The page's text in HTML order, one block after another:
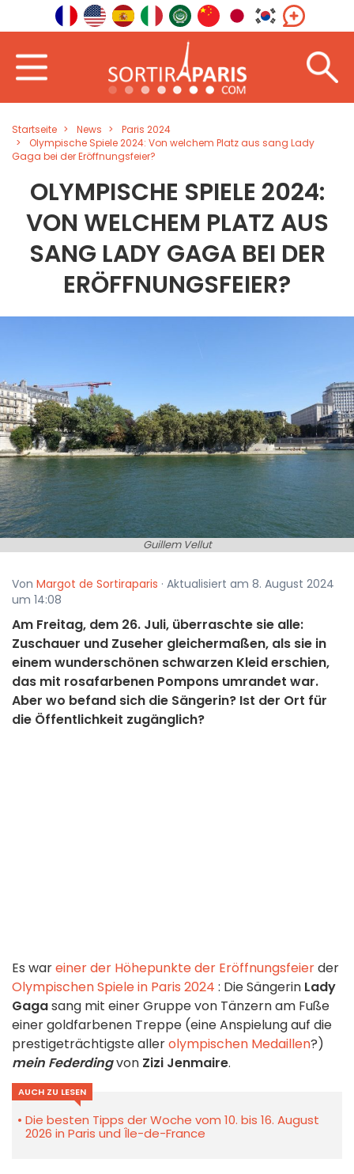
Startseite News
Paris 2024
Olympische Spiele 2024: Von welchem Platz aus sang Lady
Gaga bei der Eröffnungsfeier?
OLYMPISCHE SPIELE 2024:
VON WELCHEM PLATZ AUS
SANG LADY GAGA BEI DER
ERÖFFNUNGSFEIER?
Guillem Vellut
Von Margot de Sortiraparis · Aktualisiert am 8. August 2024
um 14:08
Am Freitag, dem 26. Juli, überraschte sie alle:
Zuschauer und Zuseher gleichermaßen, als sie in
einem wunderschönen schwarzen Kleid erschien,
das mit rosafarbenen Pompons umrandet war.
Aber wo befand sich die Sängerin? Ist der Ort für
die Öffentlichkeit zugänglich?
Es wareiner der Höhepunkte der Eröffnungsfeierder
Olympischen Spiele in Paris 2024 : Die Sängerin Lady
Gagasang mit einer Gruppe von Tänzern am Fuße
einer goldfarbenen Treppe (eine Anspielung auf die
prestigeträchtigste allerolympischen Medaillen?)
mein Federdingvon Zizi Jenmaire.
AUCH ZU LESEN
Die besten Tipps der Woche vom 10. bis 16. August
2026 in Paris und Île-de-France